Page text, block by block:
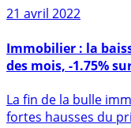
21 avril 2022
Immobilier : la
des mois, -1.75%